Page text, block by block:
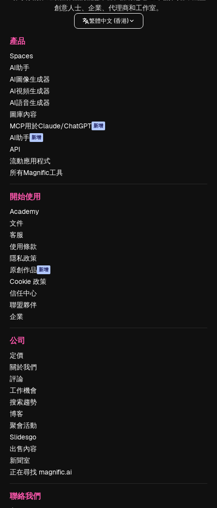
創意人士、企業、代理商和工作室。
繁體中文 (香港)
產品
Spaces
AI助手
AI圖像生成器
AI視頻生成器
AI語音生成器
圖庫內容
MCP用於Claude/ChatGPT 新增
AI助手 新增
API
流動應用程式
所有Magnific工具
開始使用
Academy
文件
客服
使用條款
隱私政策
原創作品 新增
Cookie 政策
信任中心
聯盟夥伴
企業
公司
定價
關於我們
評論
工作機會
搜索趨勢
博客
聚會活動
Slidesgo
出售內容
新聞室
正在尋找 magnific.ai
聯絡我們